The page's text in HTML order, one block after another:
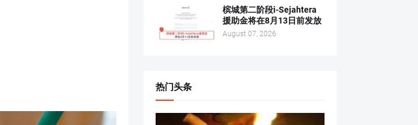
槟城第二阶段i-Sejahtera
援助金将在8月13日前发放
August 07, 2026
热门头条